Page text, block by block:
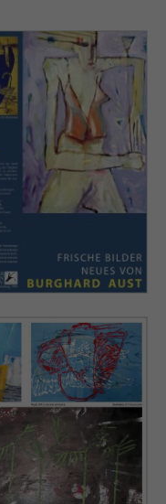
Aenean
et magnis
ridiculus mus.